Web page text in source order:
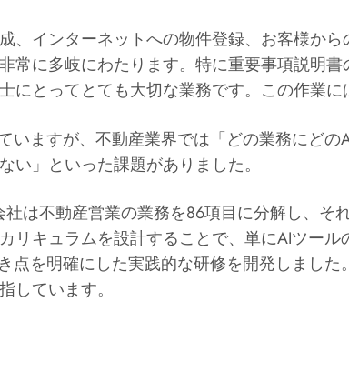
、インターネットへの物件登録、お客様か
常に多岐にわたります。特に重要事項説明
にとってとても大切な業務です。この作業に
いますが、不動産業界では「どの業務にど
」といった課題がありました。
は不動産営業の業務を86項目に分解し、
リキュラムを設計することで、単にAIツー
点を明確にした実践的な研修を開発しまし
しています。